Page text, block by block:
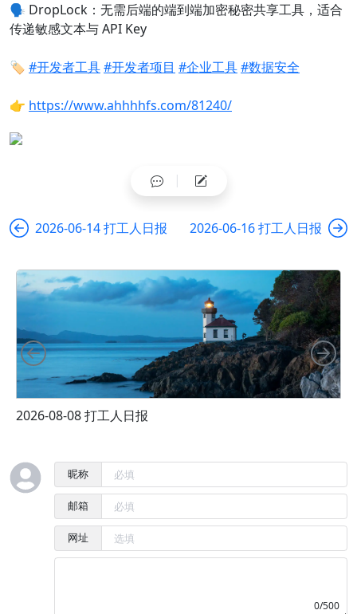
🗣️ DropLock：无需后端的端到端加密秘密共享工具，适合
传递敏感文本与 API Key
🏷️ #开发者工具#开发者项目 #企业工具#数据安全
👉 https://www.ahhhhfs.com/81240/
2026-06-14 打工人日报 2026-06-16 打工人日报
2026-08-08 打工人日报
向左 向
昵称
邮箱
网址
0/500